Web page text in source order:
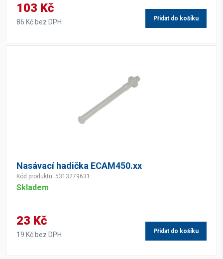
103 Kč
86 Kč bez DPH Přidat do košíku
Nasávací hadička ECAM450.xx
Kód produktu: 5313279631
Skladem
23 Kč
19 Kč bez DPH Přidat do košíku